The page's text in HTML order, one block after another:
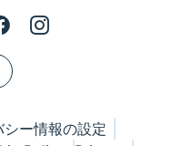
シー情報の設定